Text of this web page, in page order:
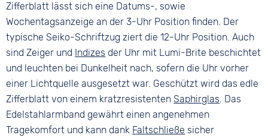
Zifferblatt lässt sich eine Datums-, sowie
Wochentagsanzeige an der 3-Uhr Position finden. Der
typische Seiko-Schriftzug ziert die 12-Uhr Position. Auch
sind Zeiger und Indizes der Uhr mit Lumi-Brite beschichtet
und leuchten bei Dunkelheit nach, sofern die Uhr vorher
einer Lichtquelle ausgesetzt war. Geschützt wird das edle
Zifferblatt von einem kratzresistentenSaphirglas. Das
Edelstahlarmband gewährt einen angenehmen
Tragekomfort und kann dank Faltschließe sicher